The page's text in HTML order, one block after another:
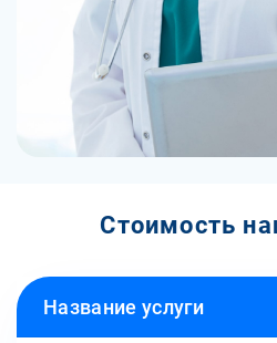
Стоимость
Название услуги